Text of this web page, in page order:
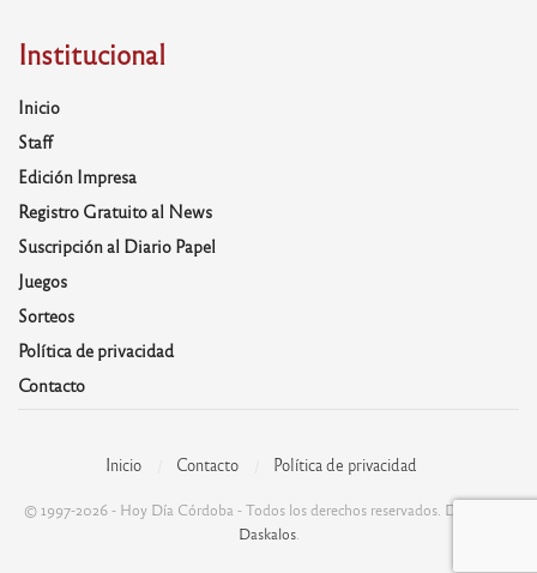
Institucional
Inicio
Staff
Edición Impresa
Registro Gratuito al News
Suscripción al Diario Papel
Juegos
Sorteos
Política de privacidad
Contacto
Inicio Contacto Política de privacidad
© 1997-2026 - Hoy Día Córdoba - Todos los derechos reservados. Desarrolla:
Daskalos.